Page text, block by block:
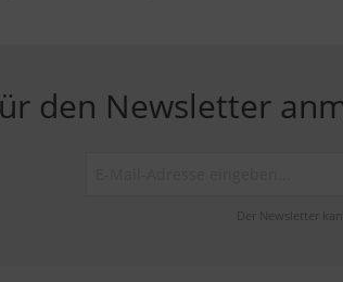
den Newsletter
Der Newsletter